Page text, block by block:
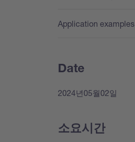
Application examples
Date
2024년05월02일
소요시간